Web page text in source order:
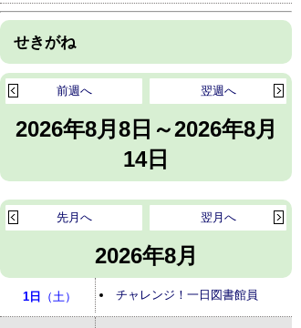
せきがね
2026年8月8日～2026年8月
14日
翌週へ
前週へ
2026年8月
翌月へ
先月へ
1日 （土） チャレンジ！一日図書館員